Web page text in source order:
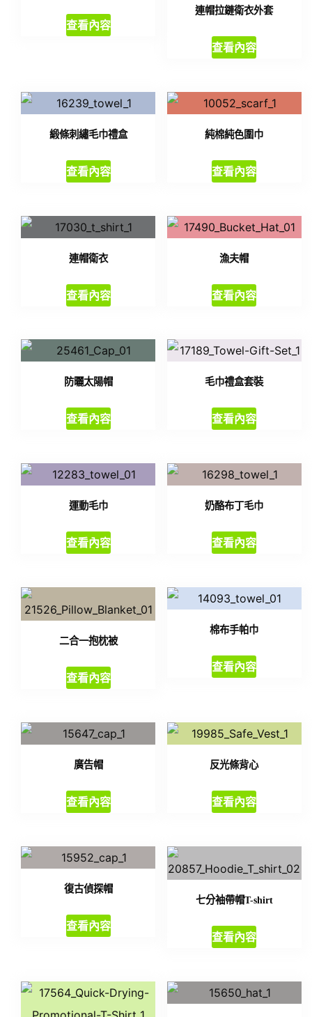
查看內容
連帽拉鏈衛衣外套
查看內容
緞條刺繡毛巾禮盒
查看內容
純棉純色圍巾
查看內容
連帽衛衣
查看內容
漁夫帽
查看內容
防曬太陽帽
查看內容
毛巾禮盒套裝
查看內容
運動毛巾
查看內容
奶酪布丁毛巾
查看內容
二合一抱枕被
查看內容
棉布手帕巾
查看內容
廣告帽
查看內容
反光條背心
查看內容
復古偵探帽
查看內容
七分袖帶帽T-shirt
查看內容